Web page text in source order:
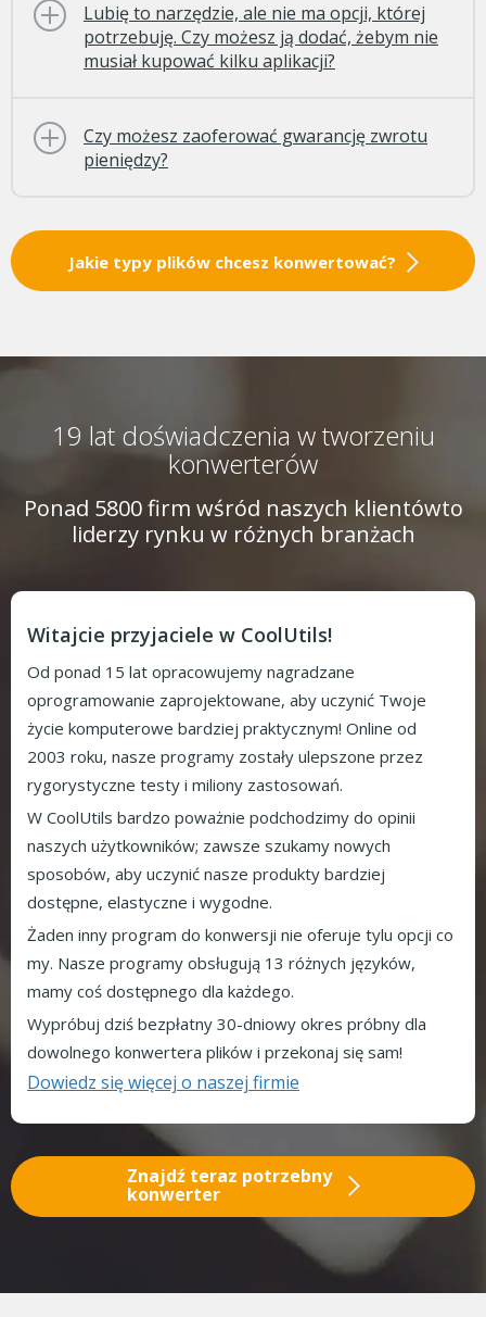
Lubię to narzędzie, ale nie ma opcji, której
potrzebuję. Czy możesz ją dodać, żebym nie
musiał kupować kilku aplikacji?
Czy możesz zaoferować gwarancję zwrotu
pieniędzy?
Jakie typy plików chcesz konwertować?
19 lat doświadczenia w tworzeniu
konwerterów
Ponad 5800 firm wśród naszych klientówto
liderzy rynku w różnych branżach
Witajcie przyjaciele w CoolUtils!
Od ponad 15 lat opracowujemy nagradzane
oprogramowanie zaprojektowane, aby uczynić Twoje
życie komputerowe bardziej praktycznym! Online od
2003 roku, nasze programy zostały ulepszone przez
rygorystyczne testy i miliony zastosowań.
W CoolUtils bardzo poważnie podchodzimy do opinii
naszych użytkowników; zawsze szukamy nowych
sposobów, aby uczynić nasze produkty bardziej
dostępne, elastyczne i wygodne.
Żaden inny program do konwersji nie oferuje tylu opcji co
my. Nasze programy obsługują 13 różnych języków,
mamy coś dostępnego dla każdego.
Wypróbuj dziś bezpłatny 30-dniowy okres próbny dla
dowolnego konwertera plików i przekonaj się sam!
Dowiedz się więcej o naszej firmie
Znajdź teraz potrzebny
konwerter